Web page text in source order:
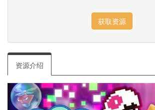
资源介绍